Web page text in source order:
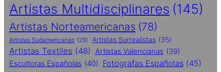
Artistas Multidisciplinares (145)
Artistas Norteamericanas (78)
Artistas Sudamericanas (29) Artistas Surrealistas (35)
Artistas Textiles (48) Artistas Valencianas (39)
Escultoras Españolas (40) Fotografas Españolas (45)